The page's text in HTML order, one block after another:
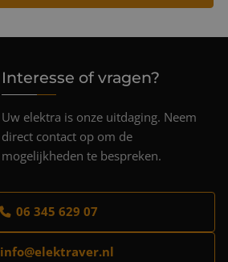
Interesse of vragen?
Uw elektra is onze uitdaging. Neem
direct contact op om de
mogelijkheden te bespreken.
06 345 629 07
info@elektraver.nl